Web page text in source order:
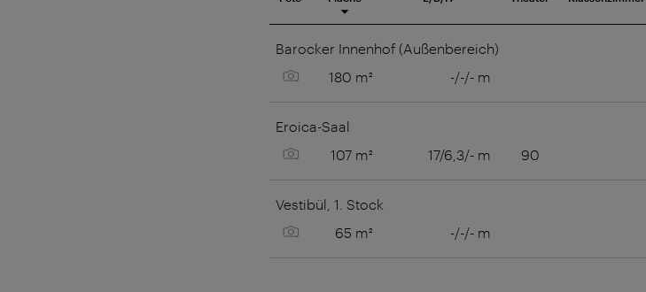
Meetingraum
Barocker Innenhof (Außenbereich)
Bild anzeigen
180 m² -/-/- m
Eroica-Saal
Bild anzeigen
107 m² 17/6,3/- m 90
Vestibül, 1. Stock
Bild anzeigen
65 m² -/-/- m